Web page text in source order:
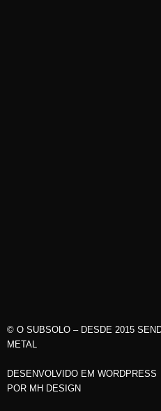
© O SUBSOLO – DESDE 2015
METAL
DESENVOLVIDO EM WORDPRESS
POR MH DESIGN